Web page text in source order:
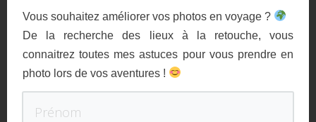
Vous souhaitez améliorer vos photos en voyage ?
De la recherche des lieux à la retouche, vous
connaitrez toutes mes astuces pour vous prendre en
photo lors de vos aventures !